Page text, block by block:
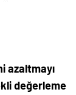
azaltmayı
değerleme